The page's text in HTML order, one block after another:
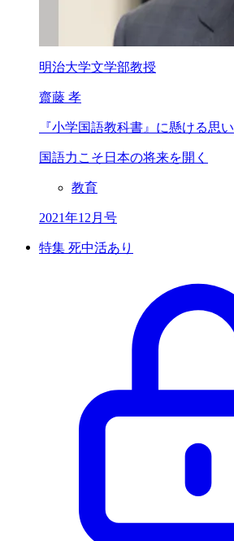
明治大学文学部教授
齋藤 孝
『小学国語教科書』 に懸ける思い
国語力こそ日本の将来を開く
教育
2021年12月号
特集 死中活あり